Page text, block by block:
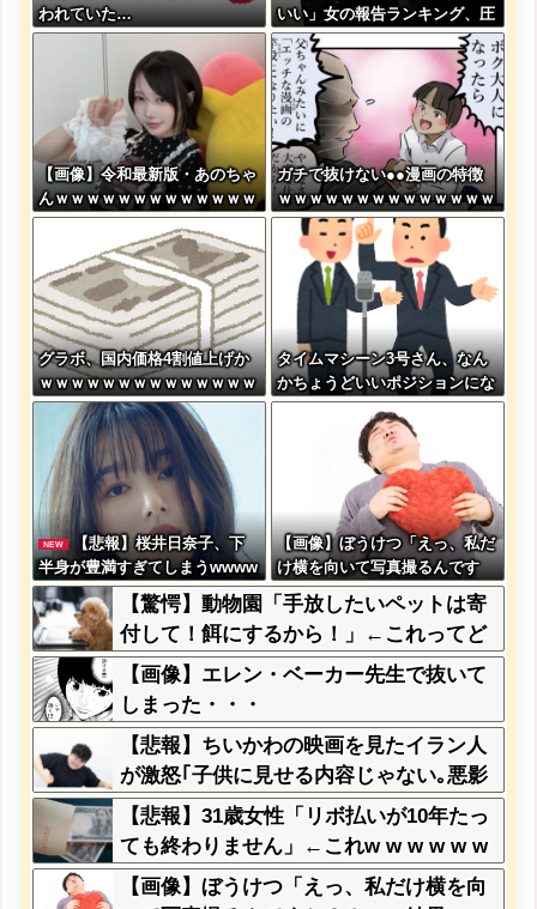
われていた…
いい」女の報告ランキング、圧
倒的第１位と言えば『コレ』w
w w w w w w w w w
【画像】令和最新版・あのちゃ
んｗｗｗｗｗｗｗｗｗｗｗｗｗ
ｗ
ガチで抜けない●●漫画の特徴
ｗｗｗｗｗｗｗｗｗｗｗｗｗｗ
ｗｗｗｗｗｗｗｗ
グラボ、国内価格4割値上げか
ｗｗｗｗｗｗｗｗｗｗｗｗｗｗ
ｗｗ
タイムマシーン3号さん、なん
かちょうどいいポジションにな
る
NEW
【悲報】桜井日奈子、下
半身が豊満すぎてしまうwwww
ww
【画像】ぼうけつ「えっ、私だ
け横を向いて写真撮るんです
か？！」→結果w w w w w w
w w
【驚愕】動物園「手放したいペットは寄
付して！餌にするから！」←これってど
うなん？w w w w w w w w w w
【画像】エレン・ベーカー先生で抜いて
しまった・・・
【悲報】ちいかわの映画を見たイラン人
が激怒｢子供に見せる内容じゃない｡悪影
響は計り知れない｣←これw w w w w w
w w w
【悲報】31歳女性「リボ払いが10年たっ
ても終わりません」←これw w w w w w
w【画像】ぼうけつ「えっ、私だけ横を向